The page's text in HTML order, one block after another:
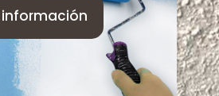
información